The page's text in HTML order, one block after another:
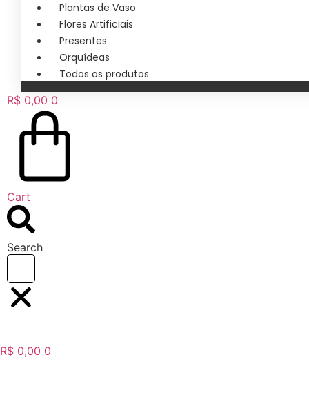
Plantas de Vaso
Flores Artificiais
Presentes
Orquídeas
Todos os produtos
R$ 0,00 0
Cart
Search
R$ 0,00 0